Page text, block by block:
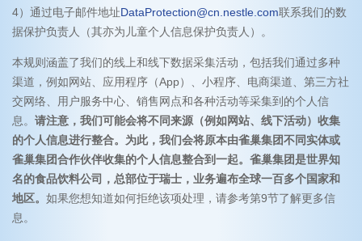
4）通过电子邮件地址DataProtection@cn.nestle.com联系我们的数
据保护负责人（其亦为儿童个人信息保护负责人）。
本规则涵盖了我们的线上和线下数据采集活动，包括我们通过多种
渠道，例如网站、应用程序（App）、小程序、电商渠道、第三方社
交网络、用户服务中心、销售网点和各种活动等采集到的个人信
息。 请注意，我们可能会将不同来源（例如网站、线下活动）收集
的个人信息进行整合。为此，我们会将原本由雀巢集团不同实体或
雀巢集团合作伙伴收集的个人信息整合到一起。雀巢集团是世界知
名的食品饮料公司，总部位于瑞士，业务遍布全球一百多个国家和
地区。 如果您想知道如何拒绝该项处理，请参考第9节了解更多信
息。